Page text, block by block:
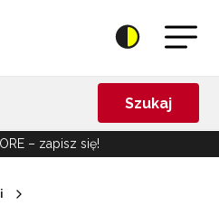
Szukaj
– zapisz się!